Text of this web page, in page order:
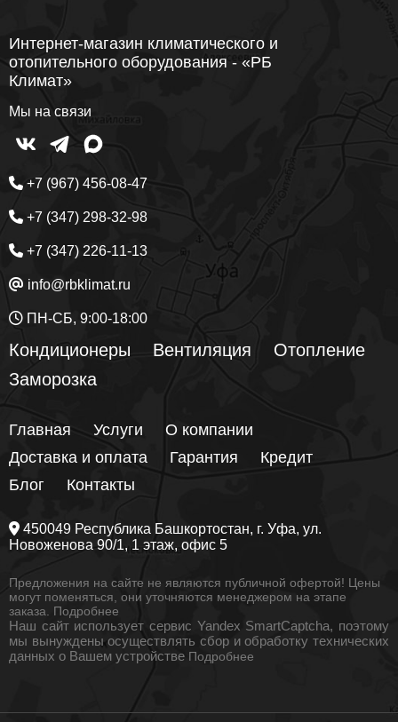
Интернет-магазин климатического и
отопительного оборудования - «РБ
Климат»
Мы на связи
+7 (967) 456-08-47
+7 (347) 298-32-98
+7 (347) 226-11-13
info@rbklimat.ru
ПН-СБ, 9:00-18:00
Кондиционеры Вентиляция
Отопление
Заморозка
Главная Услуги
О компании
Доставка и оплата
Гарантия
Кредит
Блог
Контакты
450049 Республика Башкортостан, г. Уфа, ул.
Новоженова 90/1, 1 этаж, офис 5
Предложения на сайте не являются публичной офертой! Цены
могут поменяться, они уточняются менеджером на этапе
заказа. Подробнее
Наш сайт использует сервис Yandex SmartCaptcha, поэтому
мы вынуждены осуществлять сбор и обработку технических
данных о Вашем устройстве Подробнее